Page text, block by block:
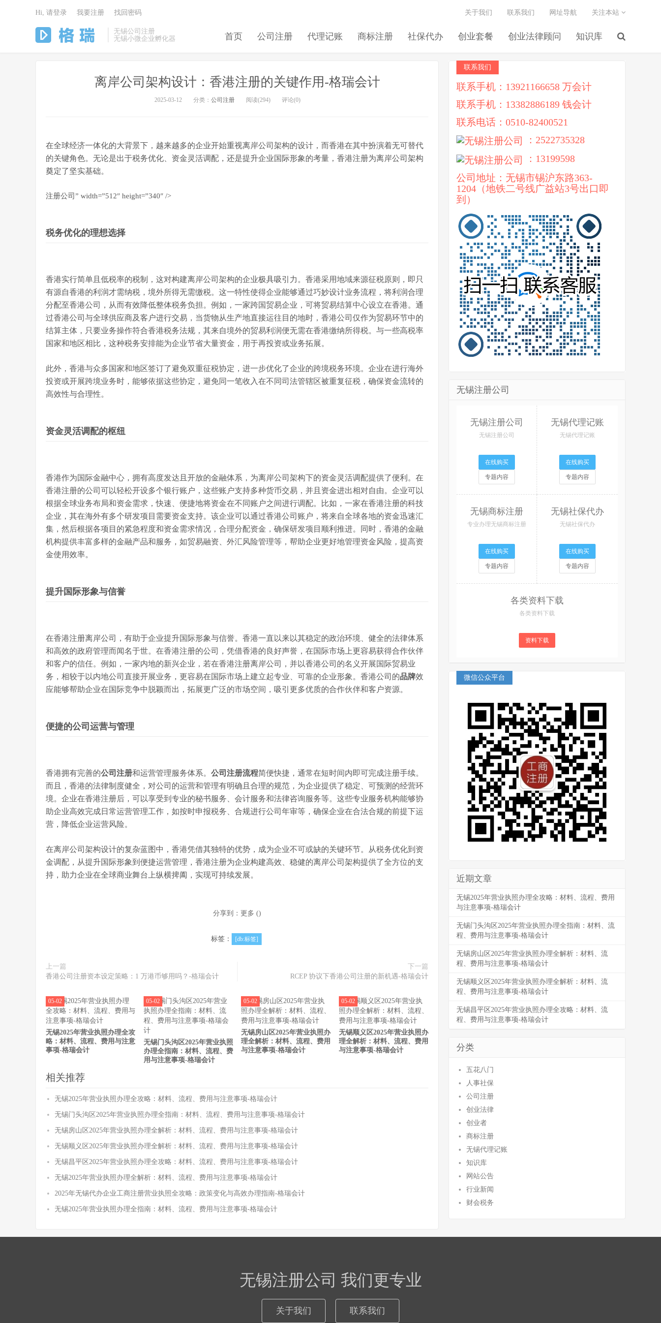
无锡公司注册
无锡小微企业孵化器
首页 公司注册 代理记账 商标注册 社保代办 创业套餐 创业法律顾问 知识库
关于我们 联系我们 网址导航 关注本站
Hi, 请登录 我要注册 找回密码
离岸公司架构设计：香港注册的关键作用-格瑞会计
2025-03-12 分类： 公司注册 阅读(294) 评论(0)
在全球经济一体化的大背景下，越来越多的企业开始重视离岸公司架构的设计，而香港在其中扮演着无可替代
的关键角色。无论是出于税务优化、资金灵活调配，还是提升企业国际形象的考量，香港注册为离岸公司架构
奠定了坚实基础。
注册公司” width=”512″ height=”340″ />
税务优化的理想选择
香港实行简单且低税率的税制，这对构建离岸公司架构的企业极具吸引力。香港采用地域来源征税原则，即只
有源自香港的利润才需纳税，境外所得无需缴税。这一特性使得企业能够通过巧妙设计业务流程，将利润合理
分配至香港公司，从而有效降低整体税务负担。例如，一家跨国贸易企业，可将贸易结算中心设立在香港。通
过香港公司与全球供应商及客户进行交易，当货物从生产地直接运往目的地时，香港公司仅作为贸易环节中的
结算主体，只要业务操作符合香港税务法规，其来自境外的贸易利润便无需在香港缴纳所得税。与一些高税率
国家和地区相比，这种税务安排能为企业节省大量资金，用于再投资或业务拓展。
此外，香港与众多国家和地区签订了避免双重征税协定，进一步优化了企业的跨境税务环境。企业在进行海外
投资或开展跨境业务时，能够依据这些协定，避免同一笔收入在不同司法管辖区被重复征税，确保资金流转的
高效性与合理性。
资金灵活调配的枢纽
香港作为国际金融中心，拥有高度发达且开放的金融体系，为离岸公司架构下的资金灵活调配提供了便利。在
香港注册的公司可以轻松开设多个银行账户，这些账户支持多种货币交易，并且资金进出相对自由。企业可以
根据全球业务布局和资金需求，快速、便捷地将资金在不同账户之间进行调配。比如，一家在香港注册的科技
企业，其在海外有多个研发项目需要资金支持。该企业可以通过香港公司账户，将来自全球各地的资金迅速汇
集，然后根据各项目的紧急程度和资金需求情况，合理分配资金，确保研发项目顺利推进。同时，香港的金融
机构提供丰富多样的金融产品和服务，如贸易融资、外汇风险管理等，帮助企业更好地管理资金风险，提高资
金使用效率。
提升国际形象与信誉
在香港注册离岸公司，有助于企业提升国际形象与信誉。香港一直以来以其稳定的政治环境、健全的法律体系
和高效的政府管理而闻名于世。在香港注册的公司，凭借香港的良好声誉，在国际市场上更容易获得合作伙伴
和客户的信任。例如，一家内地的新兴企业，若在香港注册离岸公司，并以香港公司的名义开展国际贸易业
务，相较于以内地公司直接开展业务，更容易在国际市场上建立起专业、可靠的企业形象。香港公司的品牌效
应能够帮助企业在国际竞争中脱颖而出，拓展更广泛的市场空间，吸引更多优质的合作伙伴和客户资源。
便捷的公司运营与管理
香港拥有完善的公司注册和运营管理服务体系。 公司注册流程简便快捷，通常在短时间内即可完成注册手续。
而且，香港的法律制度健全，对公司的运营和管理有明确且合理的规范，为企业提供了稳定、可预测的经营环
境。企业在香港注册后，可以享受到专业的秘书服务、会计服务和法律咨询服务等。这些专业服务机构能够协
助企业高效完成日常运营管理工作，如按时申报税务、合规进行公司年审等，确保企业在合法合规的前提下运
营，降低企业运营风险。
在离岸公司架构设计的复杂蓝图中，香港凭借其独特的优势，成为企业不可或缺的关键环节。从税务优化到资
金调配，从提升国际形象到便捷运营管理，香港注册为企业构建高效、稳健的离岸公司架构提供了全方位的支
持，助力企业在全球商业舞台上纵横捭阖，实现可持续发展。
分享到： 更多 ()
标签： [db:标签]
上一篇
香港公司注册资本设定策略：1 万港币够用吗？-格瑞会计
下一篇
RCEP 协议下香港公司注册的新机遇-格瑞会计
无锡2025年营业执照办理全攻
略：材料、流程、费用与注意
事项-格瑞会计
05-02
无锡门头沟区2025年营业执照
办理全指南：材料、流程、费
用与注意事项-格瑞会计
05-02
无锡房山区2025年营业执照办
理全解析：材料、流程、费用
与注意事项-格瑞会计
05-02
无锡顺义区2025年营业执照办
理全解析：材料、流程、费用
与注意事项-格瑞会计
05-02
相关推荐
无锡2025年营业执照办理全攻略：材料、流程、费用与注意事项-格瑞会计
无锡门头沟区2025年营业执照办理全指南：材料、流程、费用与注意事项-格瑞会计
无锡房山区2025年营业执照办理全解析：材料、流程、费用与注意事项-格瑞会计
无锡顺义区2025年营业执照办理全解析：材料、流程、费用与注意事项-格瑞会计
无锡昌平区2025年营业执照办理全攻略：材料、流程、费用与注意事项-格瑞会计
无锡2025年营业执照办理全解析：材料、流程、费用与注意事项-格瑞会计
2025年无锡代办企业工商注册营业执照全攻略：政策变化与高效办理指南-格瑞会计
无锡2025年营业执照办理全指南：材料、流程、费用与注意事项-格瑞会计
联系我们
联系手机：13921166658 万会计
联系手机：13382886189 钱会计
联系电话：0510-82400521
：2522735328
：13199598
公司地址：无锡市锡沪东路363-
1204（地铁二号线广益站3号出口即
到）
无锡注册公司
无锡注册公司
无锡注册公司
在线购买
专题内容
无锡代理记账
无锡代理记账
在线购买
专题内容
无锡商标注册
专业办理无锡商标注册
在线购买
专题内容
无锡社保代办
无锡社保代办
在线购买
专题内容
各类资料下载
各类资料下载
资料下载
微信公众平台
近期文章
无锡2025年营业执照办理全攻略：材料、流程、费用
与注意事项-格瑞会计
无锡门头沟区2025年营业执照办理全指南：材料、流
程、费用与注意事项-格瑞会计
无锡房山区2025年营业执照办理全解析：材料、流
程、费用与注意事项-格瑞会计
无锡顺义区2025年营业执照办理全解析：材料、流
程、费用与注意事项-格瑞会计
无锡昌平区2025年营业执照办理全攻略：材料、流
程、费用与注意事项-格瑞会计
分类
五花八门
人事社保
公司注册
创业法律
创业者
商标注册
无锡代理记账
知识库
网站公告
行业新闻
财会税务
无锡注册公司 我们更专业
关于我们 联系我们